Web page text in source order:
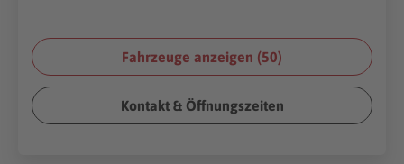
Fahrzeuge anzeigen (50)
Kontakt & Öffnungszeiten